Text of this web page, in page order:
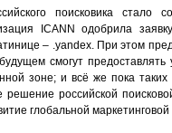
поисковика стало
ICANN одобрила
– .yandex. При этом
смогут
зоне; и всё же пока
российской
глобальной маркетинговой